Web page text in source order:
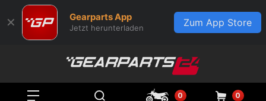
✕ Gearparts App
Jetzt herunterladen Zum App Store
0 0